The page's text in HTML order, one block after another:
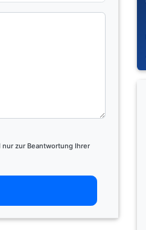
zur Beantwortung Ihrer